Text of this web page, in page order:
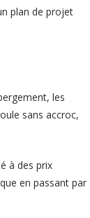
plan de projet
les
sans accroc,
à des prix
en passant par